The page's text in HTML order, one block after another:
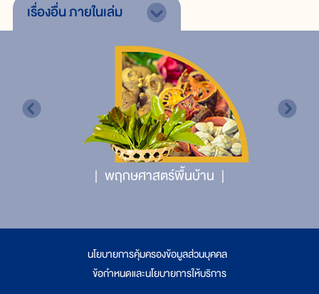
เรื่องอื่นภายในเล่ม
พฤกษศาสตร์พื้นบ้าน
นโยบายการคุ้มครองข้อมูลส่วนบุคคล
ข้อกำหนดและนโยบายการให้บริการ